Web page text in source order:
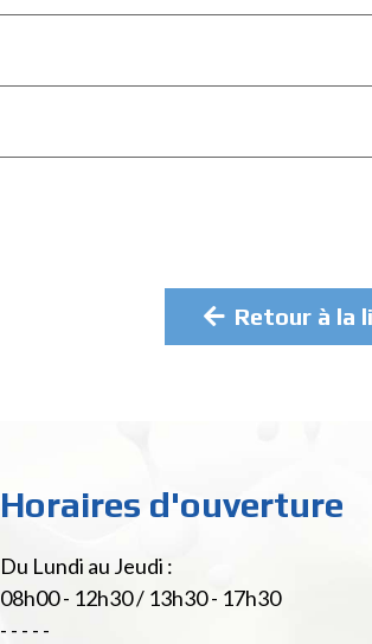
Retour à la
Horaires d'ouverture
Du Lundi au Jeudi :
08h00 - 12h30 / 13h30 - 17h30
- - - - -